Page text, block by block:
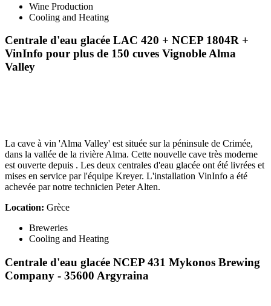
Wine Production
Cooling and Heating
Centrale d'eau glacée LAC 420 + NCEP 1804R +
VinInfo pour plus de 150 cuves Vignoble Alma
Valley
La cave à vin 'Alma Valley' est située sur la péninsule de Crimée,
dans la vallée de la rivière Alma. Cette nouvelle cave très moderne
est ouverte depuis . Les deux centrales d'eau glacée ont été livrées et
mises en service par l'équipe Kreyer. L'installation VinInfo a été
achevée par notre technicien Peter Alten.
Location: Grèce
Breweries
Cooling and Heating
Centrale d'eau glacée NCEP 431 Mykonos Brewing
Company - 35600 Argyraina